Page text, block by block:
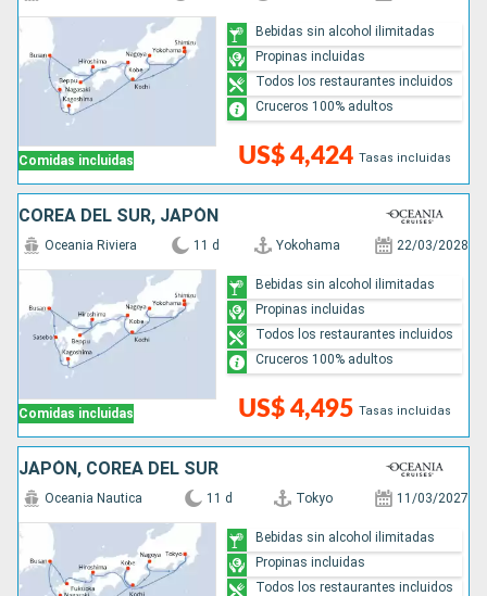
Comidas incluidas US$ 4,424 Tasas incluidas
Bebidas sin alcohol ilimitadas
Propinas incluidas
Todos los restaurantes incluidos
Cruceros 100% adultos
COREA DEL SUR, JAPÓN
Comidas incluidas
Oceania Riviera 11 d Yokohama 22/03/2028
US$ 4,495 Tasas incluidas
Bebidas sin alcohol ilimitadas
Propinas incluidas
Todos los restaurantes incluidos
Cruceros 100% adultos
JAPÓN, COREA DEL SUR
Oceania Nautica 11 d Tokyo 11/03/2027
Bebidas sin alcohol ilimitadas
Propinas incluidas
Todos los restaurantes incluidos